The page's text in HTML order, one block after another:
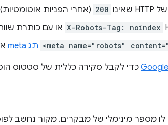
של HTTP שאינו 200 (אחרי הפניות
X-Robots-Tag: noindex או עם כותרת
<meta name="robots" תג meta
כדי לקבל סקירה כללית של סטטוס
מספר מינימלי של מבקרים. מקור נחשב